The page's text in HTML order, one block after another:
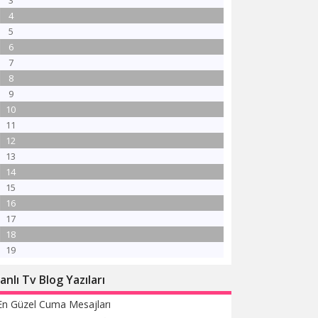
4
5
6
7
8
9
10
11
12
13
14
15
16
17
18
19
Tv Blog Yazıları
Güzel Cuma Mesajları